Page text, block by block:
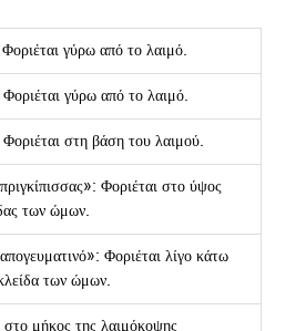
γύρω από το λαιμό.
γύρω από το λαιμό.
στη βάση του λαιμού.
Φοριέται στο ύψος
των ώμων.
Φοριέται λίγο κάτω
των ώμων.
στο μήκος της λαιμόκοψης